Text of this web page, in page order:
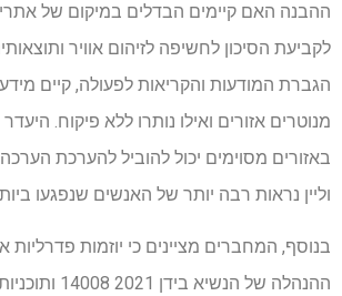
ההבנה האם קיימים הבדלים במיקום של אתרי
לקביעת הסיכון לחשיפה לזיהום אוויר
הגברת המודעות והקריאות לפעולה, קיים
מנוטרים אזורים ואילו נותרו ללא פיקוח.
באזורים מסוימים יכול להוביל להערכת
וליין נראות רבה יותר של האנשים שנפגעו
בנוסף, המחברים מציינים כי יוזמות פדרליות
ההנהלה של